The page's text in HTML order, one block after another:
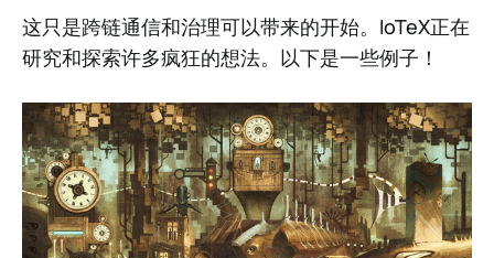
这只是跨链通信和治理可以带来的开始。IoTeX正在
研究和探索许多疯狂的想法。以下是一些例子！